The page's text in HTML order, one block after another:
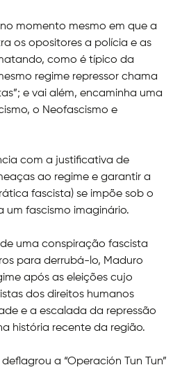
momento mesmo em que a
os opositores a polícia e as
como é típico da
regime repressor chama
e vai além, encaminha uma
o Neofascismo e
com a justificativa de
ao regime e garantir a
fascista) se impõe sob o
fascismo imaginário.
uma conspiração fascista
para derrubá-lo, Maduro
após as eleições cujo
dos direitos humanos
e a escalada da repressão
história recente da região.
a “Operación Tun Tun”